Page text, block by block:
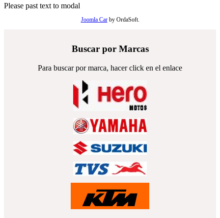
Please past text to modal
Joomla Carby OrdaSoft.
Buscar por Marcas
Para buscar por marca, hacer click en el enlace